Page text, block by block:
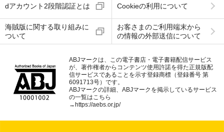
dアカウント2段階認証とは Cookieの利用について
海賊版に関する取り組みに
ついて
お客さまのご利用端末から
の情報の外部送信について
ABJマークは、この電子書店・電子書籍配信サービス
が、著作権者からコンテンツ使用許諾を得た正規版配
信サービスであることを示す登録商標（登録番号 第
6091713号）です。
ABJマークの詳細、ABJマークを掲示しているサービス
の一覧はこちら
→ https://aebs.or.jp/